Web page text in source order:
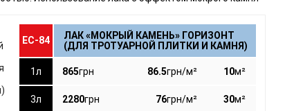
ЕС-84
ЛАК «МОКРЫЙ КАМЕНЬ» ГОРИЗОНТ
(ДЛЯ ТРОТУАРНОЙ ПЛИТКИ И КАМНЯ)
1л 865грн 86.5грн/м² 10м²
3л 2280грн 76грн/м² 30м²